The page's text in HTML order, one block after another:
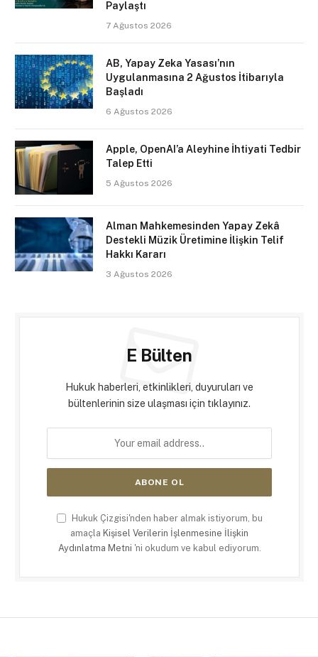
Paylaştı
7 Ağustos 2026
AB, Yapay Zeka Yasası’nın
Uygulanmasına 2 Ağustos İtibarıyla
Başladı
6 Ağustos 2026
Apple, OpenAI’a Aleyhine İhtiyati Tedbir
Talep Etti
5 Ağustos 2026
Alman Mahkemesinden Yapay Zekâ
Destekli Müzik Üretimine İlişkin Telif
Hakkı Kararı
3 Ağustos 2026
E Bülten
Hukuk haberleri, etkinlikleri, duyuruları ve
bültenlerinin size ulaşması için tıklayınız.
Hukuk Çizgisi'nden haber almak istiyorum, bu
amaçla Kişisel Verilerin İşlenmesine İlişkin
Aydınlatma Metni 'ni okudum ve kabul ediyorum.